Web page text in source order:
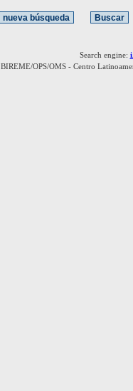
Search engine:
BIREME/OPS/OMS - Centro